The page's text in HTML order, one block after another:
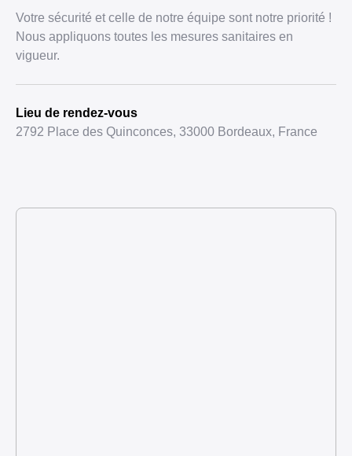
Votre sécurité et celle de notre équipe sont notre priorité !
Nous appliquons toutes les mesures sanitaires en
vigueur.
Lieu de rendez-vous
2792 Place des Quinconces, 33000 Bordeaux, France